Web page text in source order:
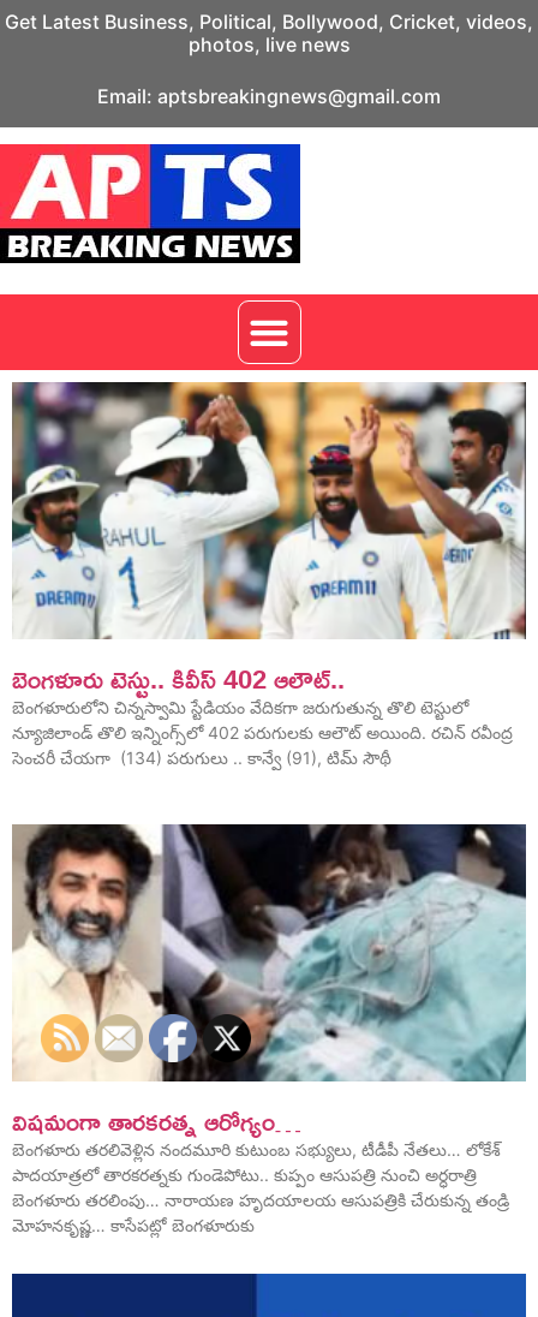
Get Latest Business, Political, Bollywood, Cricket, videos,
photos, live news
Email: aptsbreakingnews@gmail.com
బెంగ‌ళూరు టెస్టు.. కివీస్ 402 ఆలౌట్‌..
బెంగ‌ళూరులోని చిన్న‌స్వామి స్టేడియం వేదిక‌గా జ‌రుగుతున్న తొలి టెస్టులో
న్యూజిలాండ్ తొలి ఇన్నింగ్స్‌లో 402 ప‌రుగుల‌కు ఆలౌట్ అయింది. ర‌చిన్ ర‌వీంద్ర
సెంచరీ చేయగా (134) పరుగులు .. కాన్వే (91), టిమ్ సౌథీ
విషమంగా తారకరత్న ఆరోగ్యం…
బెంగళూరు తరలివెళ్లిన నందమూరి కుటుంబ సభ్యులు, టీడీపీ నేతలు… లోకేశ్
పాదయాత్రలో తారకరత్నకు గుండెపోటు.. కుప్పం ఆసుపత్రి నుంచి అర్ధరాత్రి
బెంగళూరు తరలింపు… నారాయణ హృదయాలయ ఆసుపత్రికి చేరుకున్న తండ్రి
మోహనకృష్ణ… కాసేపట్లో బెంగళూరుకు